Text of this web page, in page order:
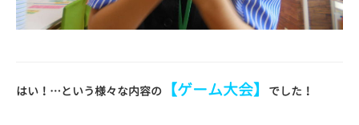
はい！…という様々な内容の 【ゲーム大会】 でした！